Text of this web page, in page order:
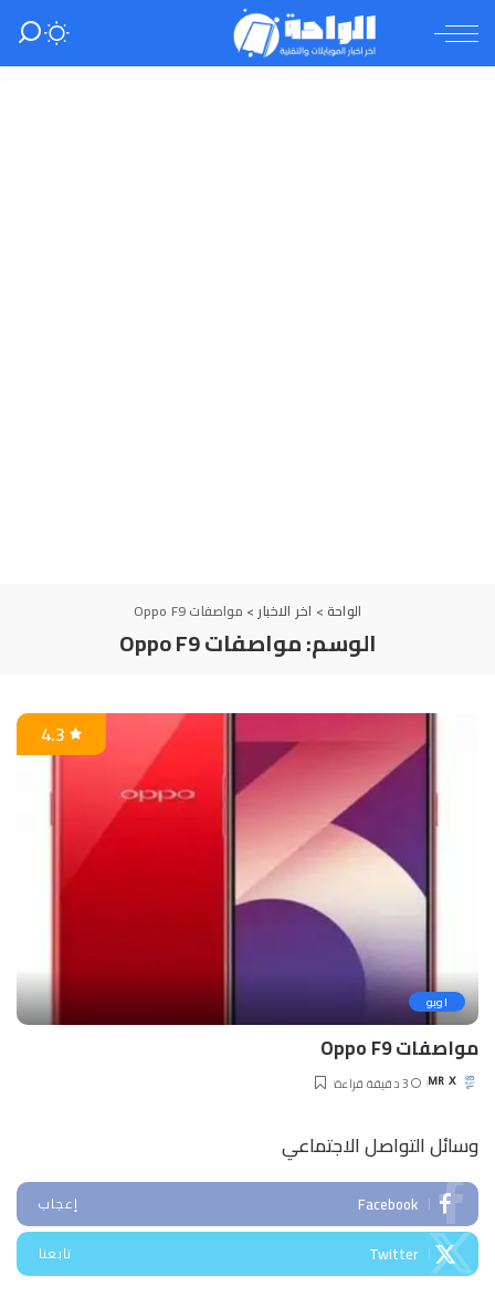
الواحة > اخر الاخبار > مواصفات Oppo F9
الوسم:مواصفات Oppo F9
اوبو
4.3
مواصفات Oppo F9
Posted
MR X 3 دقيقة قراءة
وسائل التواصل الاجتماعي
Facebook إعجاب
Twitter تابعنا